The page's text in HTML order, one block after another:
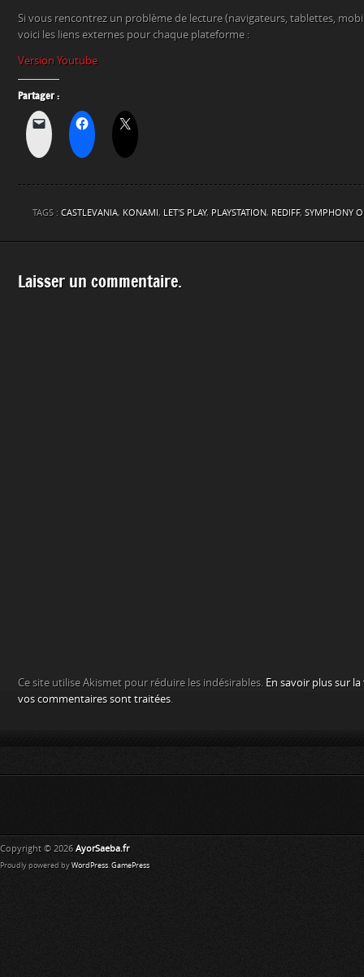
Si vous rencontrez un problème de lecture (navigateurs, tablettes,
voici les liens externes pour chaque plateforme :
Version Youtube
Partager :
TAGS : CASTLEVANIA, KONAMI, LET'S PLAY, PLAYSTATION, REDIFF, SYMPHONY
Laisser un commentaire.
Ce site utilise Akismet pour réduire les indésirables. En savoir plus sur
vos commentaires sont traitées.
Copyright © 2026 AyorSaeba.fr
Proudly powered by WordPress. GamePress